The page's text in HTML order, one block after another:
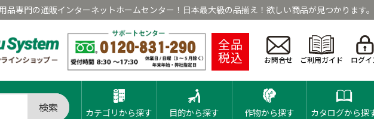
品専門の通販インターネットホームセンター！日本最大級の品揃え！欲しい商品が見つかります。
全品
税込 お問合せ ご利用ガイド ログイ
検索 カテゴリから探す 目的から探す 作物から探す カタログから探